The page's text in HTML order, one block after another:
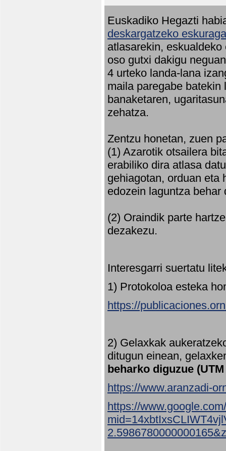
Euskadiko Hegazti
deskargatzeko
atlasarekin,
oso gutxi dakigu
4 urteko landa-lana
maila paregabe
banaketaren,
zehatza.
Zentzu honetan, zuen
(1) Azarotik otsailera
erabiliko dira atlasa
gehiagotan, orduan eta
edozein laguntza behar
(2) Oraindik parte
dezakezu.
Interesgarri suertatu
1) Protokoloa esteka
https://
2) Gelaxkak
ditugun einean,
beharko diguzue
https://www.aranzadi-
https://